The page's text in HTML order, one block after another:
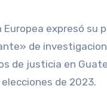
expresó su
de
de justicia en
de 2023.